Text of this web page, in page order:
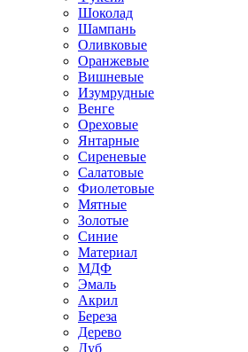
Шоколад
Шампань
Оливковые
Оранжевые
Вишневые
Изумрудные
Венге
Ореховые
Янтарные
Сиреневые
Салатовые
Фиолетовые
Мятные
Золотые
Синие
Материал
МДФ
Эмаль
Акрил
Береза
Дерево
Дуб